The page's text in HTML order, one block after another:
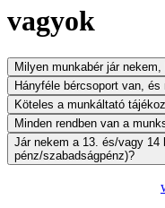
vagyok
Milyen munkabér jár
Hányféle bércsoport van,
Köteles a munkáltató
Minden rendben van a
Jár nekem a 13. és/vagy 14
pénz/szabadságpénz)?